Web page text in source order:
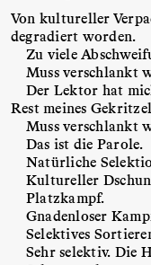
Von kultureller
degradiert worden.
Zu viele
Muss verschlankt
Der Lektor hat
Rest meines
Muss verschlankt
Das ist die Parole.
Natürliche
Kultureller
Platzkampf.
Gnadenloser
Selektives
Sehr selektiv. Die